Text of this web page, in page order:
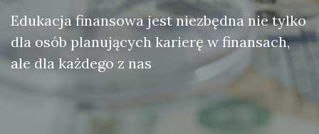
Edukacja finansowa jest niezbędna nie tylko
dla osób planujących karierę w finansach,
ale dla każdego z nas